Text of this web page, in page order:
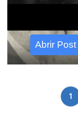
Abrir Post
1